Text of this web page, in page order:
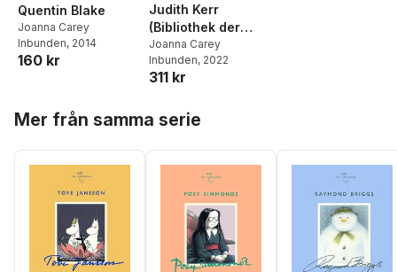
Quentin Blake
Joanna Carey
Inbunden, 2014
160 kr
Judith Kerr
(Bibliothek der
Illustratoren)
Joanna Carey
Inbunden, 2022
311 kr
Mer från samma serie